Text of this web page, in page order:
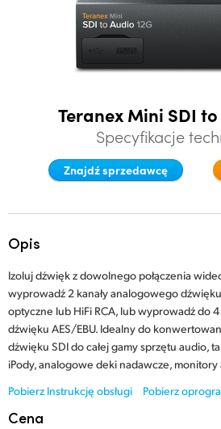
Brazil
Canada
Denmark
France
Germany
India
Italy
Korea
Teranex Mini SDI
Specyfikacje
Znajdź sprzedawcę
Opis
Izoluj dźwięk z dowolnego połączenia
wyprowadź 2 kanały analogowego
optyczne lub HiFi RCA, lub wyprowadź do
dźwięku AES/EBU. Idealny do
dźwięku SDI do całej gamy sprzętu audio,
iPody, analogowe deki nadawcze,
Pobierz Instrukcję obsługi
Pobierz
Cena